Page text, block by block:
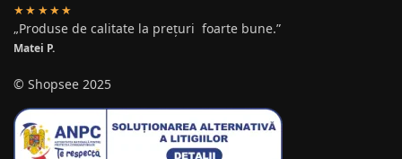
★★★★★
„Produse de calitate la prețuri foarte bune.”
Matei P.
© Shopsee 2025